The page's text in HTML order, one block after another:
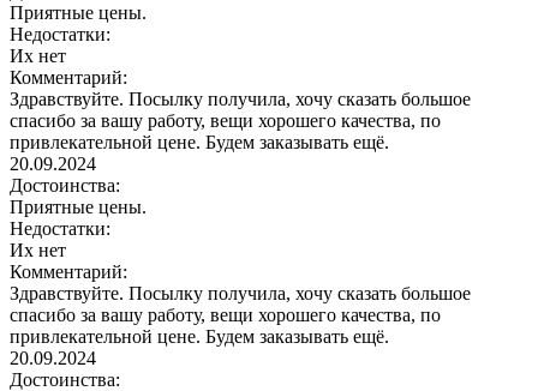
Приятные цены.
Недостатки:
Их нет
Комментарий:
Здравствуйте. Посылку получила, хочу сказать большое
спасибо за вашу работу, вещи хорошего качества, по
привлекательной цене. Будем заказывать ещё.
20.09.2024
Достоинства:
Приятные цены.
Недостатки:
Их нет
Комментарий:
Здравствуйте. Посылку получила, хочу сказать большое
спасибо за вашу работу, вещи хорошего качества, по
привлекательной цене. Будем заказывать ещё.
20.09.2024
Достоинства: